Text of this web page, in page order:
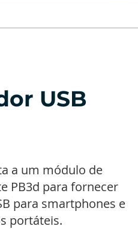
USB
a um módulo de
PB3d para fornecer
para smartphones e
portáteis.